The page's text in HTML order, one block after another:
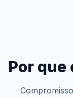
Por que